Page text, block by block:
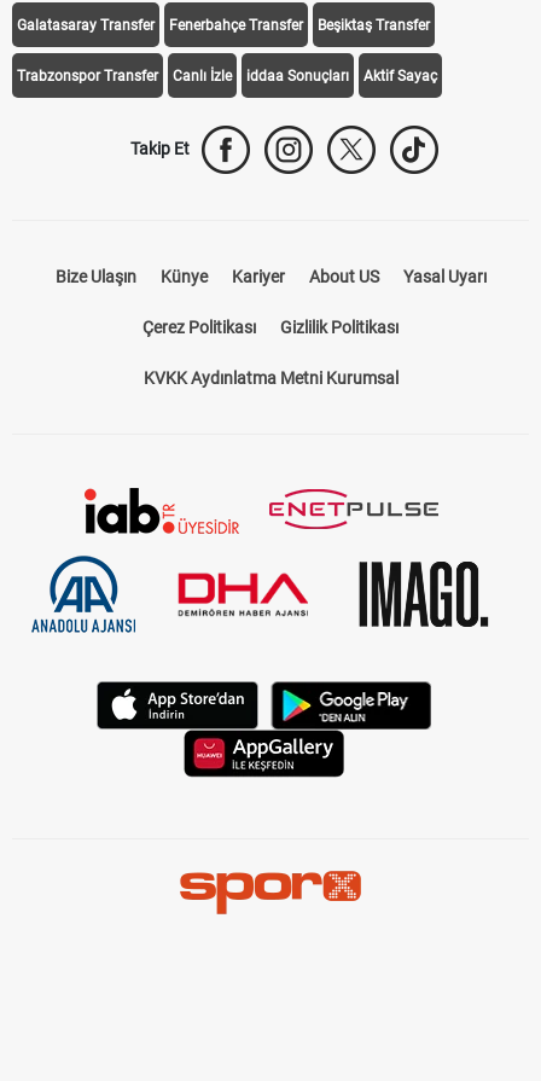
Galatasaray Transfer Fenerbahçe Transfer Beşiktaş Transfer
Trabzonspor Transfer Canlı İzle iddaa Sonuçları Aktif Sayaç
Takip Et
Bize Ulaşın Künye Kariyer About US Yasal Uyarı
Çerez Politikası Gizlilik Politikası
KVKK Aydınlatma Metni Kurumsal